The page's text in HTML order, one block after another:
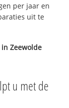
per jaar en
uit te
inZeewolde
u met de